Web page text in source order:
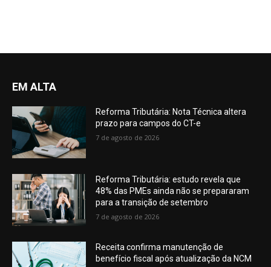
EM ALTA
Reforma Tributária: Nota Técnica altera
prazo para campos do CT-e
7 de agosto de 2026
Reforma Tributária: estudo revela que
48% das PMEs ainda não se prepararam
para a transição de setembro
7 de agosto de 2026
Receita confirma manutenção de
benefício fiscal após atualização da NCM